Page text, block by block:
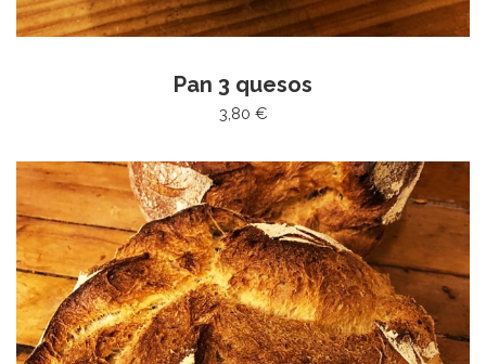
Pan 3 quesos
3,80 €